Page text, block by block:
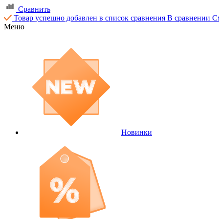
Сравнить
Товар успешно добавлен в список сравнения В сравнении
Меню
Новинки